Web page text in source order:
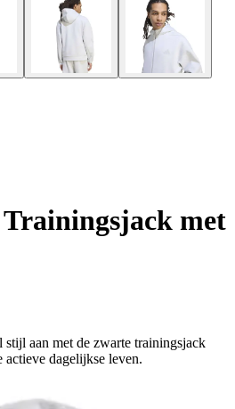
Trainingsjack met
stijl aan met de zwarte trainingsjack
dagelijkse leven.